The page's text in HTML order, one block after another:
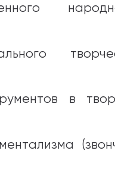
народно-
в